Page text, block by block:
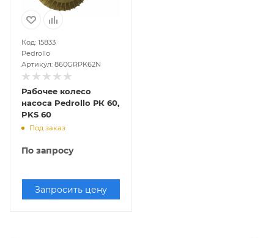
Код: 15833
Pedrollo
Артикул: 860GRPK62N
Рабочее колесо
насоса Pedrollo РК 60,
PKS 60
Под заказ
По запросу
Запросить цену